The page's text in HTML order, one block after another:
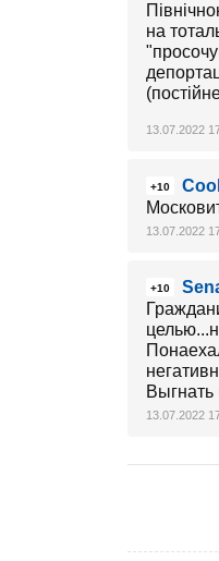
на
13.07.2022
+10
13.07.2022
+10
13.07.2022